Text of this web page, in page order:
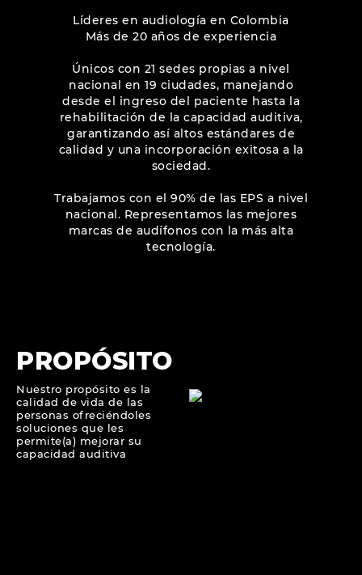
Líderes en audiología en Colombia
Más de 20 años de experiencia
Únicos con 21 sedes propias a nivel
nacional en 19 ciudades, manejando
desde el ingreso del paciente hasta la
rehabilitación de la capacidad auditiva,
garantizando así altos estándares de
calidad y una incorporación exitosa a la
sociedad.
Trabajamos con el 90% de las EPS a nivel
nacional. Representamos las mejores
marcas de audífonos con la más alta
tecnología.
PROPÓSITO
Nuestro propósito es la
calidad de vida de las
personas ofreciéndoles
soluciones que les
permite(a) mejorar su
capacidad auditiva